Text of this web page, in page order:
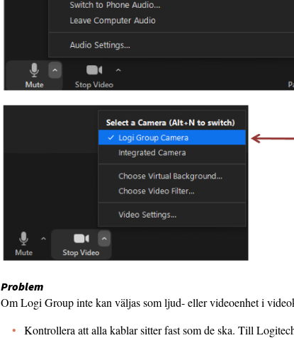
Problem
Om Logi Group inte kan väljas som ljud- eller videoenhet i
Kontrollera att alla kablar sitter fast som de ska. Till